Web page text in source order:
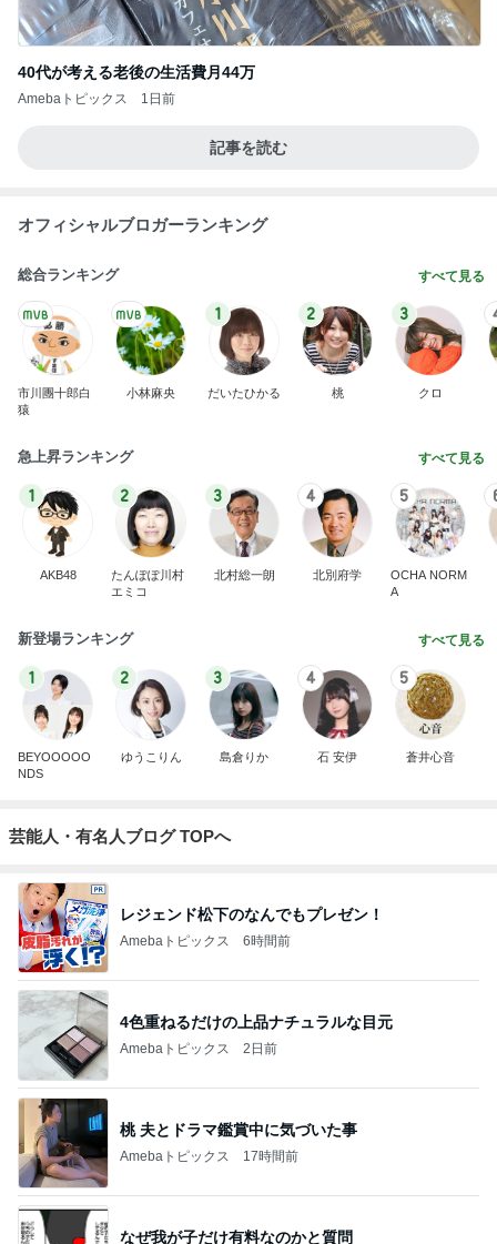
40代が考える老後の生活費月44万
Amebaトピックス 1日前
記事を読む
オフィシャルブロガーランキング
総合ランキング すべて見る
市川團十郎白
猿
小林麻央
1
だいたひかる
2
桃
3
クロ
急上昇ランキング すべて見る
1
AKB48
2
たんぽぽ川村
エミコ
3
北村総一朗
4
北別府学
5
OCHA NORM
A
新登場ランキング すべて見る
1
BEYOOOOO
NDS
2
ゆうこりん
3
島倉りか
4
石 安伊
5
蒼井心音
芸能人・有名人ブログ TOPへ
レジェンド松下のなんでもプレゼン！
Amebaトピックス 6時間前
4色重ねるだけの上品ナチュラルな目元
Amebaトピックス 2日前
桃 夫とドラマ鑑賞中に気づいた事
Amebaトピックス 17時間前
なぜ我が子だけ有料なのかと質問